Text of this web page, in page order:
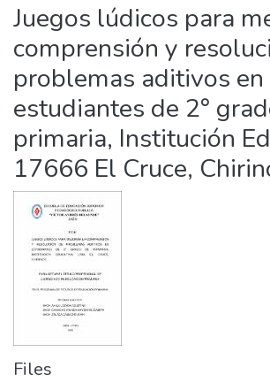
Statistics
Juegos lúdicos para
comprensión y
problemas aditivos en
estudiantes de 2°
primaria, Institución
17666 El Cruce,
Files